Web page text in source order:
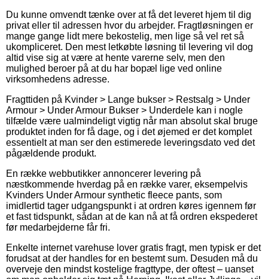
Du kunne omvendt tænke over at få det leveret hjem til dig
privat eller til adressen hvor du arbejder. Fragtløsningen er
mange gange lidt mere bekostelig, men lige så vel ret så
ukompliceret. Den mest letkøbte løsning til levering vil dog
altid vise sig at være at hente varerne selv, men den
mulighed beroer på at du har bopæl lige ved online
virksomhedens adresse.
Fragttiden på Kvinder > Lange bukser > Restsalg > Under
Armour > Under Armour Bukser > Underdele kan i nogle
tilfælde være ualmindeligt vigtig når man absolut skal bruge
produktet inden for få dage, og i det øjemed er det komplet
essentielt at man ser den estimerede leveringsdato ved det
pågældende produkt.
En række webbutikker annoncerer levering på
næstkommende hverdag på en række varer, eksempelvis
Kvinders Under Armour synthetic fleece pants, som
imidlertid tager udgangspunkt i at ordren køres igennem før
et fast tidspunkt, sådan at de kan nå at få ordren ekspederet
før medarbejderne får fri.
Enkelte internet varehuse lover gratis fragt, men typisk er det
forudsat at der handles for en bestemt sum. Desuden må du
overveje den mindst kostelige fragttype, der oftest – uanset